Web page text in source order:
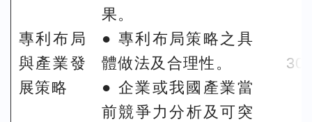
專利布局
與產業發
展策略
果。
● 專利布局策略之具
體做法及合理性。
● 企業或我國產業當
前競爭力分析及可突